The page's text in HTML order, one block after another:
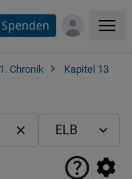
Spenden
1. Chronik
Kapitel 13